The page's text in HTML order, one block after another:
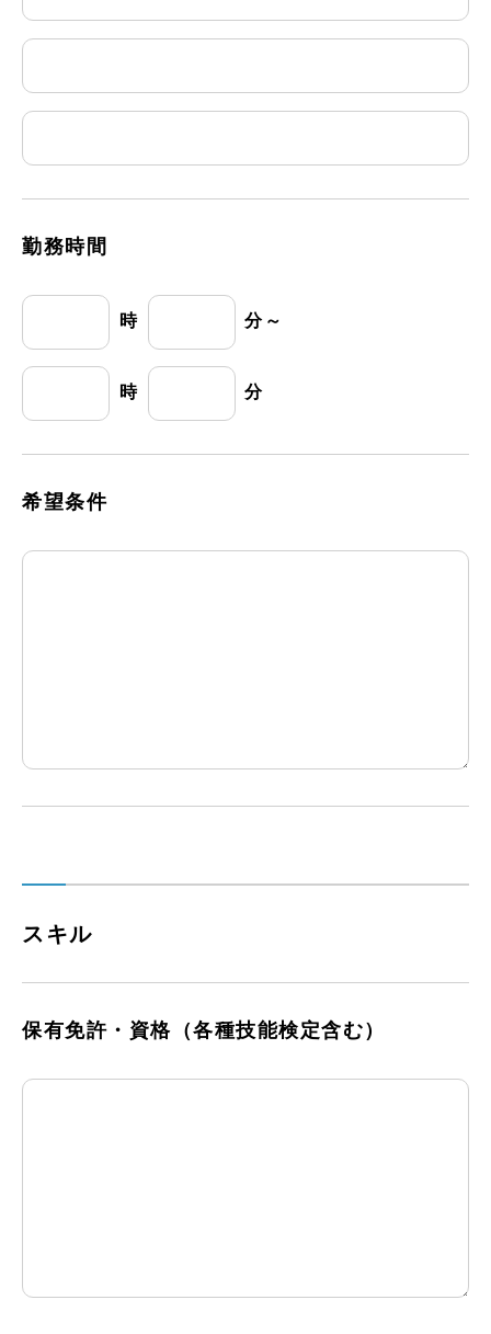
勤務時間
時 分～
時 分
希望条件
スキル
保有免許・資格 （各種技能検定含む）